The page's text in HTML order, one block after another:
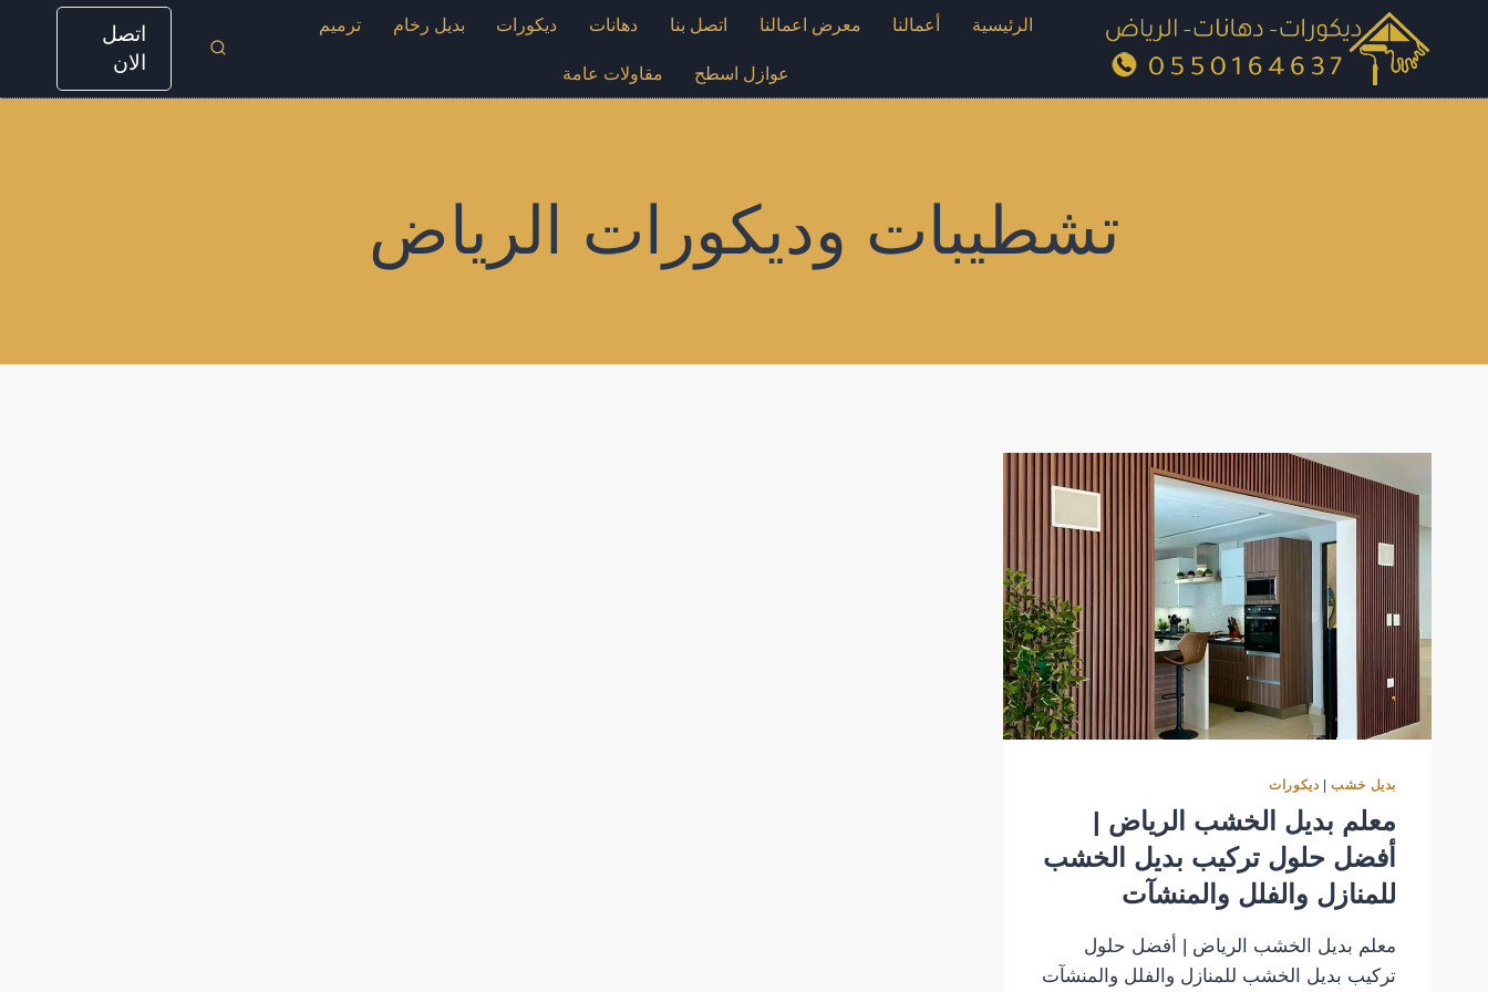
الرئيسية أعمالنا معرض اعمالنا اتصل بنا دهانات ديكورات بديل رخام ترميم
عوازل اسطح مقاولات عامة
اتصل
الان
تشطيبات وديكورات الرياض
بديل خشب| ديكورات
معلم بديل الخشب الرياض |
أفضل حلول تركيب بديل الخشب
للمنازل والفلل والمنشآت
معلم بديل الخشب الرياض | أفضل حلول
تركيب بديل الخشب للمنازل والفلل والمنشآت